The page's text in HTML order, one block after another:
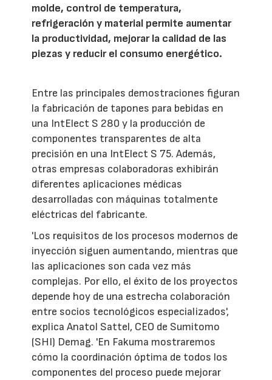
molde, control de temperatura,
refrigeración y material permite aumentar
la productividad, mejorar la calidad de las
piezas y reducir el consumo energético.
Entre las principales demostraciones figuran
la fabricación de tapones para bebidas en
una IntElect S 280 y la producción de
componentes transparentes de alta
precisión en una IntElect S 75. Además,
otras empresas colaboradoras exhibirán
diferentes aplicaciones médicas
desarrolladas con máquinas totalmente
eléctricas del fabricante.
'Los requisitos de los procesos modernos de
inyección siguen aumentando, mientras que
las aplicaciones son cada vez más
complejas. Por ello, el éxito de los proyectos
depende hoy de una estrecha colaboración
entre socios tecnológicos especializados',
explica Anatol Sattel, CEO de Sumitomo
(SHI) Demag. 'En Fakuma mostraremos
cómo la coordinación óptima de todos los
componentes del proceso puede mejorar